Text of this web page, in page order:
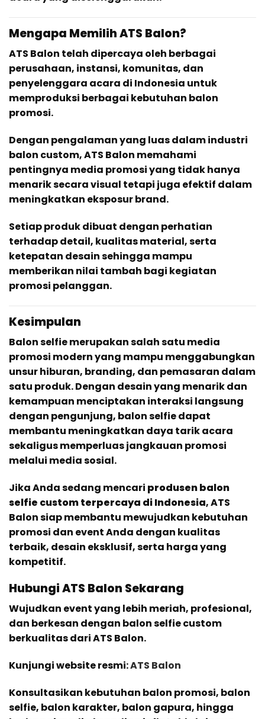
Mengapa Memilih ATS Balon?
ATS Balon telah dipercaya oleh berbagai
perusahaan, instansi, komunitas, dan
penyelenggara acara di Indonesia untuk
memproduksi berbagai kebutuhan balon
promosi.
Dengan pengalaman yang luas dalam industri
balon custom, ATS Balon memahami
pentingnya media promosi yang tidak hanya
menarik secara visual tetapi juga efektif dalam
meningkatkan eksposur brand.
Setiap produk dibuat dengan perhatian
terhadap detail, kualitas material, serta
ketepatan desain sehingga mampu
memberikan nilai tambah bagi kegiatan
promosi pelanggan.
Kesimpulan
Balon selfie merupakan salah satu media
promosi modern yang mampu menggabungkan
unsur hiburan, branding, dan pemasaran dalam
satu produk. Dengan desain yang menarik dan
kemampuan menciptakan interaksi langsung
dengan pengunjung, balon selfie dapat
membantu meningkatkan daya tarik acara
sekaligus memperluas jangkauan promosi
melalui media sosial.
Jika Anda sedang mencari produsen balon
selfie custom terpercaya di Indonesia, ATS
Balon siap membantu mewujudkan kebutuhan
promosi dan event Anda dengan kualitas
terbaik, desain eksklusif, serta harga yang
kompetitif.
Hubungi ATS Balon Sekarang
Wujudkan event yang lebih meriah, profesional,
dan berkesan dengan balon selfie custom
berkualitas dari ATS Balon.
Kunjungi website resmi:ATS Balon
Konsultasikan kebutuhan balon promosi, balon
selfie, balon karakter, balon gapura, hingga